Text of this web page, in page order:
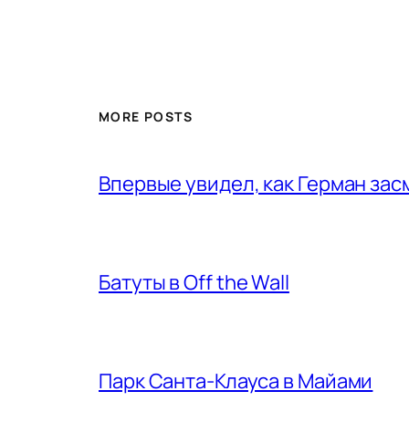
MORE POSTS
Впервые увидел, как Герман
Батуты в Off the Wall
Парк Санта-Клауса в Майами